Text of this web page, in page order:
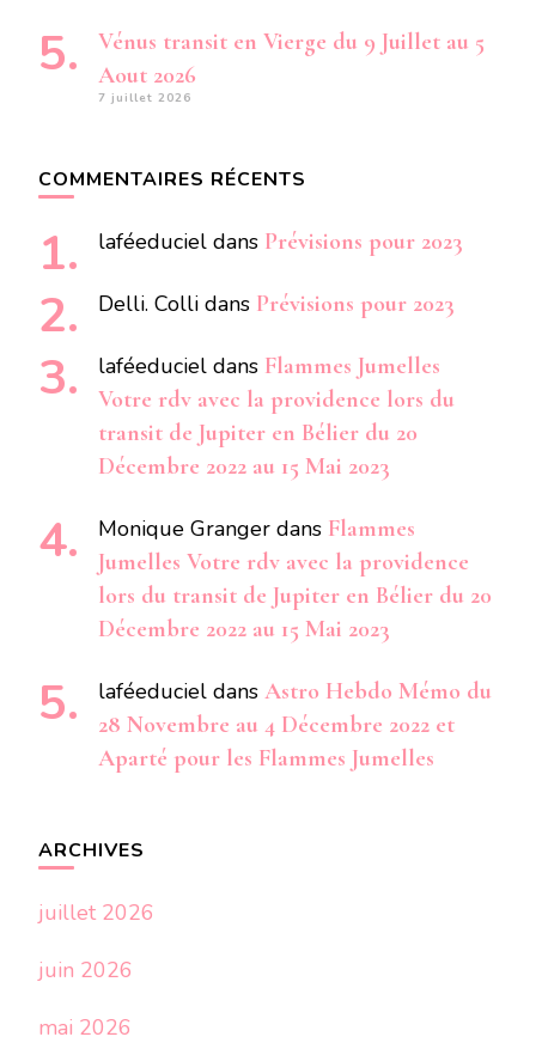
Vénus transit en Vierge du 9 Juillet au 5
Aout 2026
7 juillet 2026
COMMENTAIRES RÉCENTS
laféeduciel dans Prévisions pour 2023
Delli. Colli dans Prévisions pour 2023
laféeduciel dans Flammes Jumelles
Votre rdv avec la providence lors du
transit de Jupiter en Bélier du 20
Décembre 2022 au 15 Mai 2023
Monique Granger dans Flammes
Jumelles Votre rdv avec la providence
lors du transit de Jupiter en Bélier du 20
Décembre 2022 au 15 Mai 2023
laféeduciel dans Astro Hebdo Mémo du
28 Novembre au 4 Décembre 2022 et
Aparté pour les Flammes Jumelles
ARCHIVES
juillet 2026
juin 2026
mai 2026